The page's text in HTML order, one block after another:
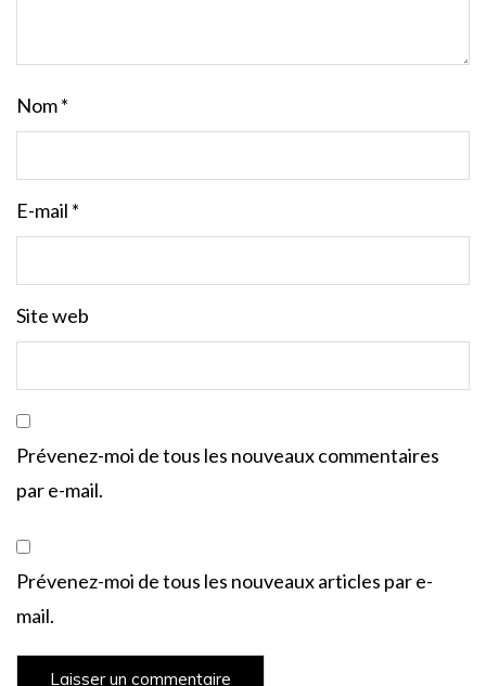
Nom*
E-mail *
Site web
Prévenez-moi de tous les nouveaux commentaires
par e-mail.
Prévenez-moi de tous les nouveaux articles par e-
mail.